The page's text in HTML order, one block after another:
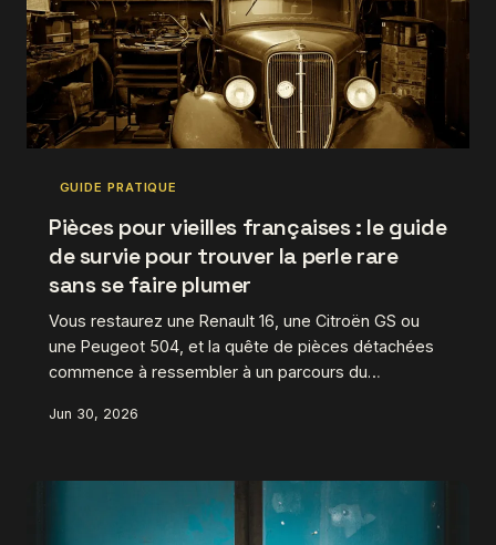
GUIDE PRATIQUE
Pièces pour vieilles françaises : le guide
de survie pour trouver la perle rare
sans se faire plumer
Vous restaurez une Renault 16, une Citroën GS ou
une Peugeot 504, et la quête de pièces détachées
commence à ressembler à un parcours du
marque, casses spécialisées, bourses d'échange et
les pièges. On vous donne toutes les clés.
Jun 30, 2026